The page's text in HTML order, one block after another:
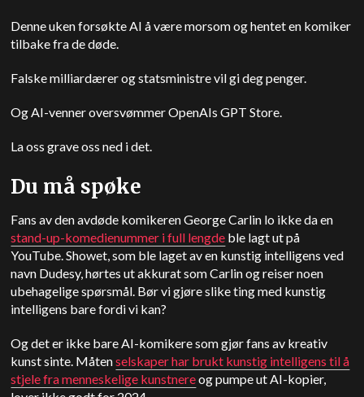
Denne uken forsøkte AI å være morsom og hentet en komiker
tilbake fra de døde.
Falske milliardærer og statsministre vil gi deg penger.
Og AI-venner oversvømmer OpenAIs GPT Store.
La oss grave oss ned i det.
Du må spøke
Fans av den avdøde komikeren George Carlin lo ikke da en
stand-up-komedienummer i full lengde ble lagt ut på
YouTube. Showet, som ble laget av en kunstig intelligens ved
navn Dudesy, hørtes ut akkurat som Carlin og reiser noen
ubehagelige spørsmål. Bør vi gjøre slike ting med kunstig
intelligens bare fordi vi kan?
Og det er ikke bare AI-komikere som gjør fans av kreativ
kunst sinte. Måtenselskaper har brukt kunstig intelligens til å
stjele fra menneskelige kunstnereog pumpe ut AI-kopier,